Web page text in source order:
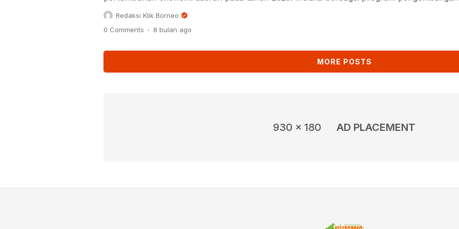
pemerintah daerah mulai memetakan subsektor ekonomi kreatif yang memiliki potensi
untuk dikembangkan secara lebih serius dan berkelanjutan. Kepala Dinas Pariwisata Kutim,
Nurullah, mengungkapkan bahwa […]
Redaksi Klik Borneo
0 Comments . 8 bulan ago
MORE POSTS
930 x 180 AD PLACEMENT